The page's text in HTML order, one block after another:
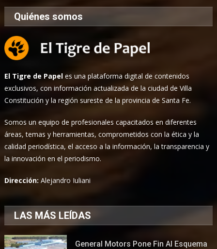
Quiénes somos
El Tigre de Papel es una plataforma digital de contenidos
exclusivos, con información actualizada de la ciudad de Villa
Constitución y la región sureste de la provincia de Santa Fe.
Somos un equipo de profesionales capacitados en diferentes
áreas, temas y herramientas, comprometidos con la ética y la
calidad periodística, el acceso a la información, la transparencia y
la innovación en el periodismo.
Dirección:Alejandro Iuliani
LAS MÁS LEÍDAS
General Motors Pone Fin Al Esquema